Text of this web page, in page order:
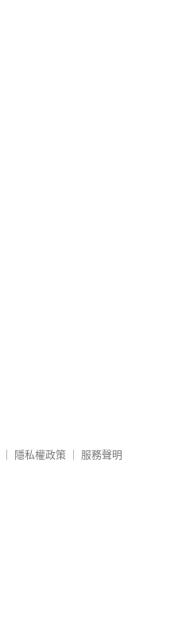
隱私權政策 服務聲明